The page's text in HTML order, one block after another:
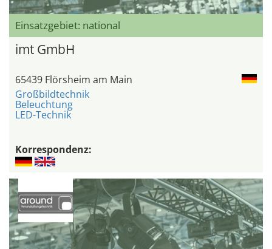
Einsatzgebiet: national
imt GmbH
65439 Flörsheim am Main
Großbildtechnik
Beleuchtung
LED-Technik
Korrespondenz: